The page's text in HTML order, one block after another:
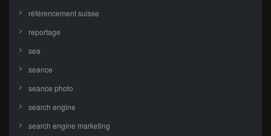
référencement suisse
reportage
sea
seance
seance photo
search engine
search engine marketing